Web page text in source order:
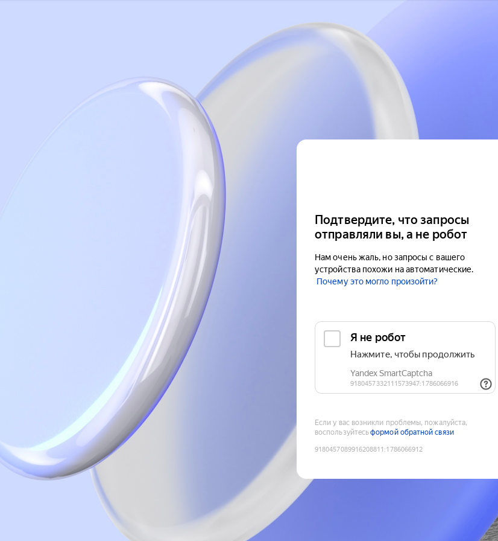
Подтвердите, что запросы
отправляли вы, а не робот
Нам очень жаль, но запросы с вашего
устройства похожи на автоматические.
Почему это могло произойти?
Если у вас возникли проблемы, пожалуйста,
воспользуйтесьформой обратной связи
9180457089916208811 :1786066912